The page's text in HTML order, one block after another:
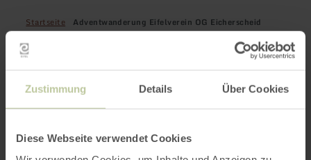
Zustimmung Details Über Cookies
Diese Webseite verwendet Cookies
Startseite Adventwanderung Eifelverein OG Eicherscheid
Adventwanderung
Eifelverein OG
Eicherscheid